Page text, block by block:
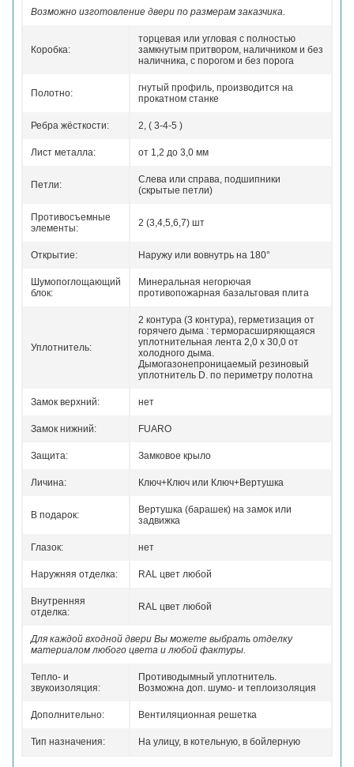
Возможно изготовление двери по размерам заказчика.
Коробка:
торцевая или угловая с полностью
замкнутым притвором, наличником и без
наличника, с порогом и без порога
Полотно:
гнутый профиль, производится на
прокатном станке
Ребра жёсткости: 2, ( 3-4-5 )
Лист металла: от 1,2 до 3,0 мм
Петли:
Слева или справа, подшипники
(скрытые петли)
Противосъемные
элементы:
2 (3,4,5,6,7) шт
Открытие: Наружу или вовнутрь на 180°
Шумопоглощающий
блок:
Минеральная негорючая
противопожарная базальтовая плита
Уплотнитель:
2 контура (3 контура), герметизация от
горячего дыма : терморасширяющаяся
уплотнительная лента 2,0 х 30,0 от
холодного дыма.
Дымогазонепроницаемый резиновый
уплотнитель D. по периметру полотна
Замок верхний: нет
Замок нижний: FUARO
Защита: Замковое крыло
Личина: Ключ+Ключ или Ключ+Вертушка
В подарок:
Вертушка (барашек) на замок или
задвижка
Глазок: нет
Наружняя отделка: RAL цвет любой
Внутренняя
отделка:
RAL цвет любой
Для каждой входной двери Вы можете выбрать отделку
материалом любого цвета и любой фактуры.
Тепло- и
звукоизоляция:
Противодымный уплотнитель.
Возможна доп. шумо- и теплоизоляция
Дополнительно: Вентиляционная решетка
Тип назначения: На улицу, в котельную, в бойлерную